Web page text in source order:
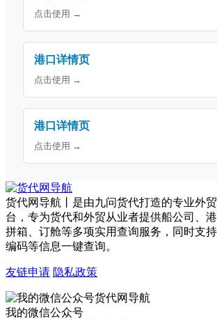
点击使用 →
港口详情页
点击使用 →
港口详情页
点击使用 →
货代网导航丨是由九问货代打造的专业外贸
台，专为货代和外贸从业者提供船公司、港
拼箱、订舱等多项实用查询服务，同时支持
编码等信息一键查询。
友链申请 隐私政策
我的微信公众号